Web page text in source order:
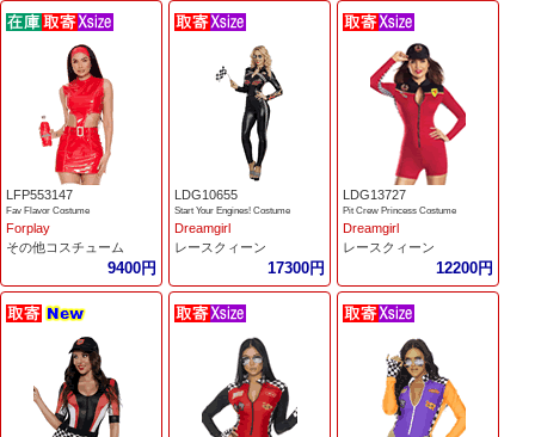
LFP553147
Fav Flavor Costume
Forplay
その他コスチューム
9400円
LDG10655
Start Your Engines! Costume
Dreamgirl
レースクィーン
17300円
LDG13727
Pit Crew Princess Costume
Dreamgirl
レースクィーン
12200円